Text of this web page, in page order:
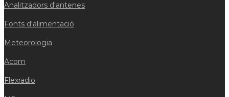
Analitzadors d'antenes
Fonts d'alimentació
Meteorologia
Acom
Flexradio